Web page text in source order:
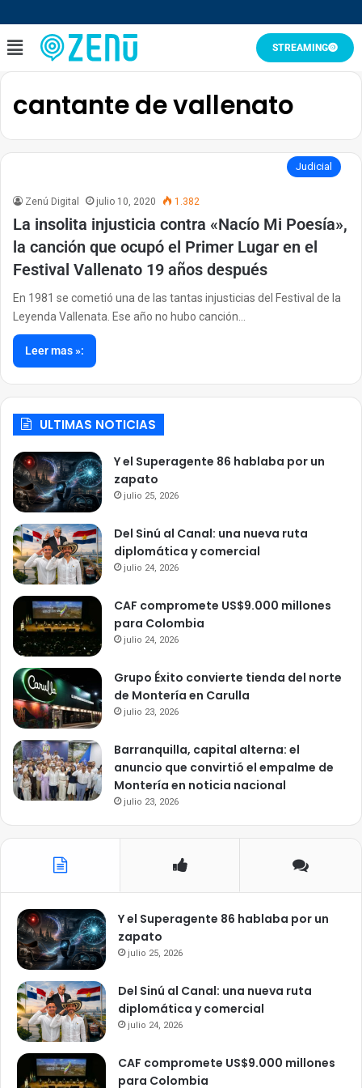
STREAMING
cantante de vallenato
Judicial
Zenú Digital julio 10, 2020 1.382
La insolita injusticia contra «Nacío Mi Poesía»,
la canción que ocupó el Primer Lugar en el
Festival Vallenato 19 años después
En 1981 se cometió una de las tantas injusticias del Festival de la
Leyenda Vallenata. Ese año no hubo canción…
Leer mas »:
ULTIMAS NOTICIAS
Y el Superagente 86 hablaba por un
zapato
julio 25, 2026
Del Sinú al Canal: una nueva ruta
diplomática y comercial
julio 24, 2026
CAF compromete US$9.000 millones
para Colombia
julio 24, 2026
Grupo Éxito convierte tienda del norte
de Montería en Carulla
julio 23, 2026
Barranquilla, capital alterna: el
anuncio que convirtió el empalme de
Montería en noticia nacional
julio 23, 2026
Y el Superagente 86 hablaba por un
zapato
julio 25, 2026
Del Sinú al Canal: una nueva ruta
diplomática y comercial
julio 24, 2026
CAF compromete US$9.000 millones
para Colombia